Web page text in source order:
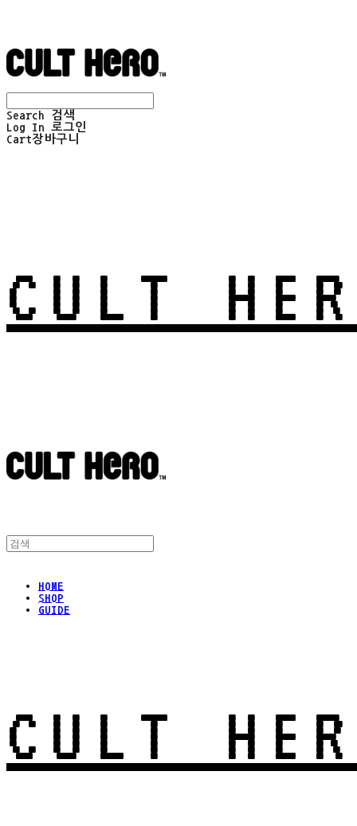
Search
검색
Log In 로그인
Cart장바구니
CULT
HOME
SHOP
GUIDE
CULT